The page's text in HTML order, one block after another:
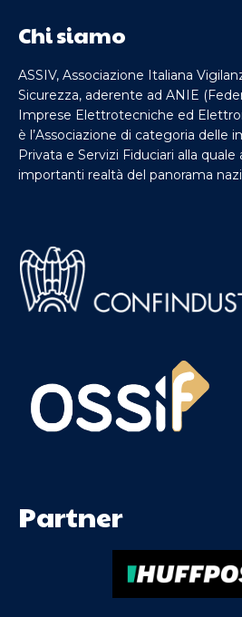
Chi siamo
ASSIV, Associazione Italiana
Sicurezza, aderente ad ANIE
Imprese Elettrotecniche ed
è l’Associazione di categoria delle
Privata e Servizi Fiduciari alla
importanti realtà del panorama
Partner